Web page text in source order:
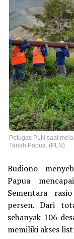
Petugas PLN saat
Tanah Papua. (PLN)
Budiono
Papua
Sementara
persen. Dari
sebanyak 106
memiliki akses